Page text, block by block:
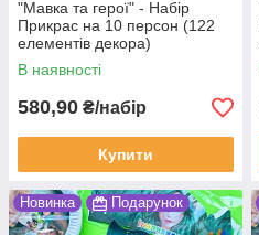
"Мавка та герої" - Набір
Прикрас на 10 персон (122
елементів декора)
В наявності
580,90 ₴/набір
Купити
Новинка Подарунок